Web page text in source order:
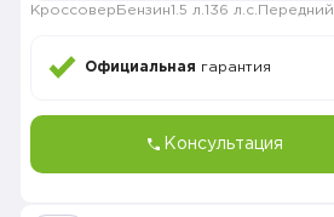
Кроссовер Бензин1.5 л. 136 л.с. Передний
Официальная гарантия
Консультация